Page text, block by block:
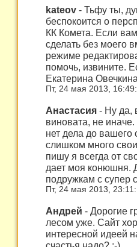
kateov - Тьфу ты,
беспокоится о
КК Комета. Если
сделать без моего
режиме
помочь, извините.
Екатерина
Пт, 24 мая 2013,
Анастасия - Ну да,
виновата, не
нет дела до вашего
слишком много
пишу я всегда от
дает моя конюшня.
подружкам с супер
Пт, 24 мая 2013,
Андрей - Дорогие
лесом уже. Сайт
интересной идеей